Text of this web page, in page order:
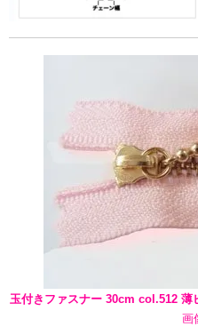
玉付きファスナー 30cm col.512 薄
画